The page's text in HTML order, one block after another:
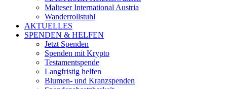
Malteser International Austria
Wanderrollstuhl
AKTUELLES
SPENDEN & HELFEN
Jetzt Spenden
Spenden mit Krypto
Testamentspende
Langfristig helfen
Blumen- und Kranzspenden